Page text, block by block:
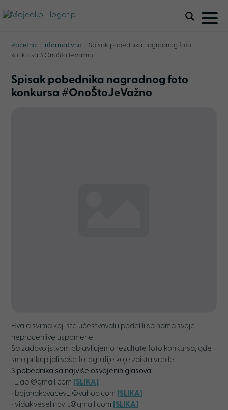
Početna Informativno
Spisak pobednika nagradnog foto
konkursa #OnoŠtoJeVažno
Spisak pobednika nagradnog foto
konkursa #OnoŠtoJeVažno
Hvala svima koji ste učestvovali i podelili sa nama svoje
neprocenjive uspomene!
Sa zadovoljstvom objavljujemo rezultate foto konkursa, gde
smo prikupljali vaše fotografije koje zaista vrede.
3 pobednika sa najviše osvojenih glasova:
• ….abi@gmail.com [SLIKA]
• bojanakovacev….@yahoo.com [SLIKA]
• vidakveselinov….@gmail.com [SLIKA]